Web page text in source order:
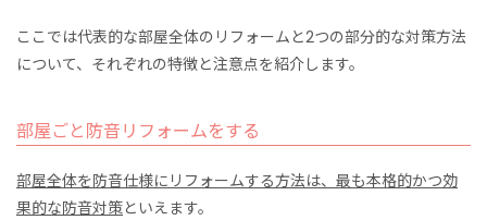
ここでは代表的な部屋全体のリフォームと2つの部分的な対策方法
について、それぞれの特徴と注意点を紹介します。
部屋ごと防音リフォームをする
部屋全体を防音仕様にリフォームする方法は、最も本格的かつ効
果的な防音対策といえます。